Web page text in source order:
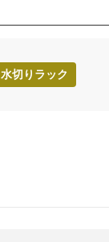
水切りラック